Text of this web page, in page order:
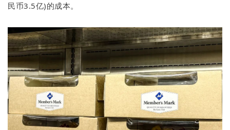
民币3.5亿)的成本。